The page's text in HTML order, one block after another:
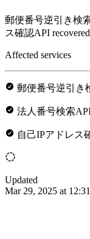
郵便番号逆引き検
ス確認API
Affected services
郵便番号逆引き
法人番号検索
自己IPアドレス
Updated
Mar 29, 2025 at